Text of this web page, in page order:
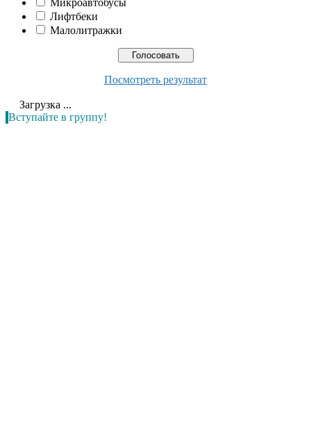
Лифтбеки
Малолитражки
Посмотреть результат
Загрузка ...
Вступайте в группу!